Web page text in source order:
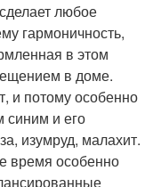
любое
гармоничность,
в этом
в доме.
и потому особенно
синим и его
изумруд, малахит.
время особенно